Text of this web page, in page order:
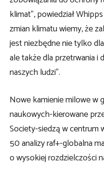
klimat”, powiedział
zmian klimatu wiemy, że
jest niezbędne nie tylko
ale także dla przetrwania i
naszych ludzi”.
Nowe kamienie milowe w
naukowych-kierowane
Society-siedzą w centrum
50 analizy raf+-globalna
o wysokiej rozdzielczości